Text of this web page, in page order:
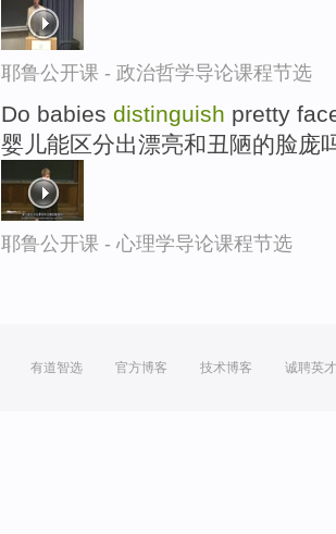
耶鲁公开课 - 政治哲学导论课程节选
Do babies distinguish pretty
婴儿能区分出漂亮和丑陋的脸庞
耶鲁公开课 - 心理学导论课程节选
有道智选 官方博客 技术博客 诚聘英才